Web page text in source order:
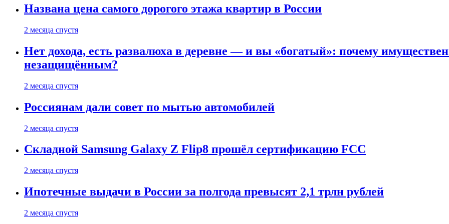
Названа цена самого дорогого этажа квартир в России
2 месяца спустя
Нет дохода, есть развалюха в деревне — и вы «богатый»: почему
незащищённым?
2 месяца спустя
Россиянам дали совет по мытью автомобилей
2 месяца спустя
Складной Samsung Galaxy Z Flip8 прошёл сертификацию FCC
2 месяца спустя
Ипотечные выдачи в России за полгода превысят 2,1 трлн рублей
2 месяца спустя